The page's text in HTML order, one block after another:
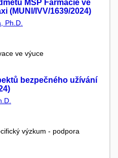
MSP Farmacie ve
(MUNI/IVV/1639/2024)
Ph.D.
ve výuce
bezpečného užívání
výzkum - podpora